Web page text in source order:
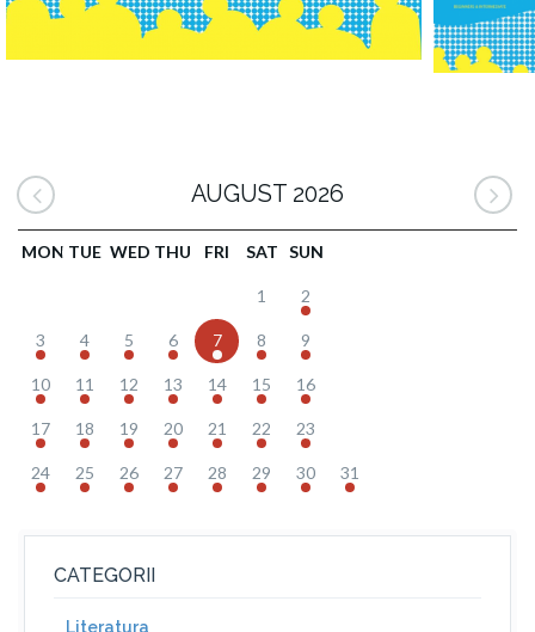
AUGUST 2026
MON TUE WED THU FRI SAT SUN
1 2
3 4 5 6 7 8 9
10 11 12 13 14 15 16
17 18 19 20 21 22 23
24 25 26 27 28 29 30 31
CATEGORII
Literatura